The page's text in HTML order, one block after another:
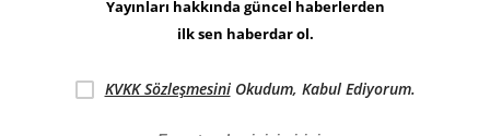
Yayınları hakkında güncel haberlerden
ilk sen haberdar ol.
KVKK SözleşmesiniOkudum, Kabul Ediyorum.